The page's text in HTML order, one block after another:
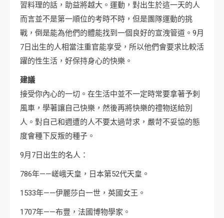
習料理的話，助益將越大。運動，對出生於這一天的人
而言並不是第一順位的考時不時，但是團隊運動的挑
戰，倒是能為他們的體能找到一個良好的宣洩管道。9月
7日出生的人相當注重官能享受，所以他們會要求比較活
躍的性生活，好保持身心的快樂。
建議
接受你內心的一切。在生活中並不一定時常要拿著予刺
風車，學著讓自己快樂，然後再將快樂的禮物送給別
人。對自己和週遭的人不要太過苛求，嚴苛不妥協的態
度會種下反叛的種子。
9月7日出生的名人：
786年——嵯峨天皇，日本第52代天皇。
1533年——伊麗莎白一世，英國女王。
1707年——布豐，法國博物學家。